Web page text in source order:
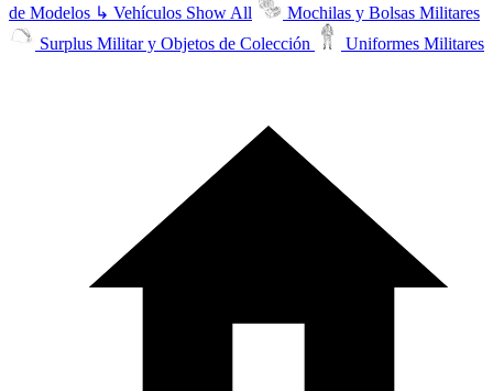
de Modelos ↳ Vehículos Show All
Mochilas y Bolsas Militares
Surplus Militar y Objetos de Colección
Uniformes Militares